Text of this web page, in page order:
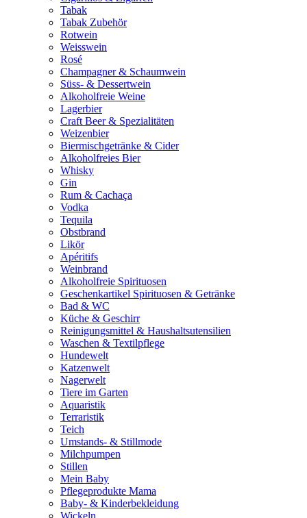
Tabak
Tabak Zubehör
Rotwein
Weisswein
Rosé
Champagner & Schaumwein
Süss- & Dessertwein
Alkoholfreie Weine
Lagerbier
Craft Beer & Spezialitäten
Weizenbier
Biermischgetränke & Cider
Alkoholfreies Bier
Whisky
Gin
Rum & Cachaça
Vodka
Tequila
Obstbrand
Likör
Apéritifs
Weinbrand
Alkoholfreie Spirituosen
Geschenkartikel Spirituosen & Getränke
Bad & WC
Küche & Geschirr
Reinigungsmittel & Haushaltsutensilien
Waschen & Textilpflege
Hundewelt
Katzenwelt
Nagerwelt
Tiere im Garten
Aquaristik
Terraristik
Teich
Umstands- & Stillmode
Milchpumpen
Stillen
Mein Baby
Pflegeprodukte Mama
Baby- & Kinderbekleidung
Wickeln